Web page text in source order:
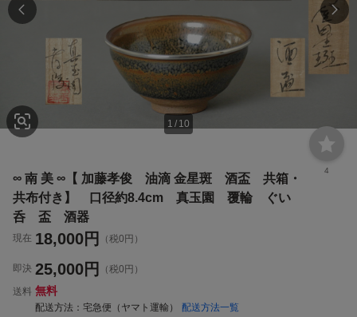
1 / 10
4
∞ 南 美 ∞【 加藤孝俊 油滴 金星斑 酒盃 共箱・
共布付き】 口径約8.4cm 真玉園 覆輪 ぐい
呑 盃 酒器
現在 18,000円 （税0円）
即決 25,000円
（税0円）
送料 無料
配送方法 宅急便（ヤマト運輸） 配送方法一覧